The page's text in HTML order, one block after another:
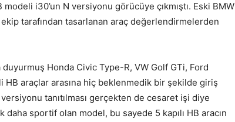
i30’un N versiyonu görücüye çıkmıştı. Eski BMW
tarafından tasarlanan araç değerlendirmelerden
duyurmuş Honda Civic Type-R, VW Golf GTi, Ford
HB araçlar arasına hiç beklenmedik bir şekilde giriş
tanıtılması gerçekten de cesaret işi diye
sportif olan model, bu sayede 5 kapılı HB aracın